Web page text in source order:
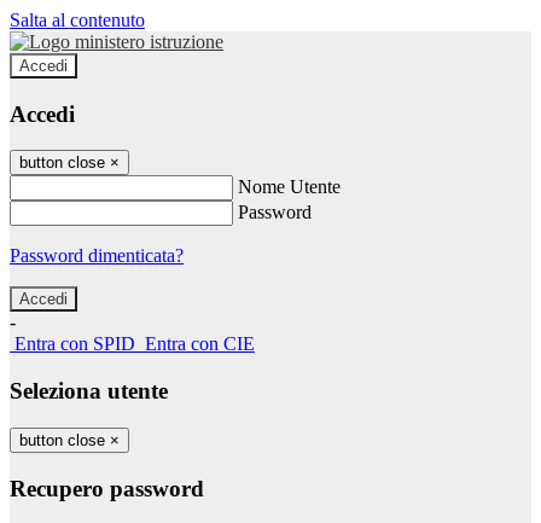
Salta al contenuto
Accedi
Accedi
button close ×
Nome Utente
Password
Password dimenticata?
-
Entra con SPID Entra con CIE
Seleziona utente
button close ×
Recupero password